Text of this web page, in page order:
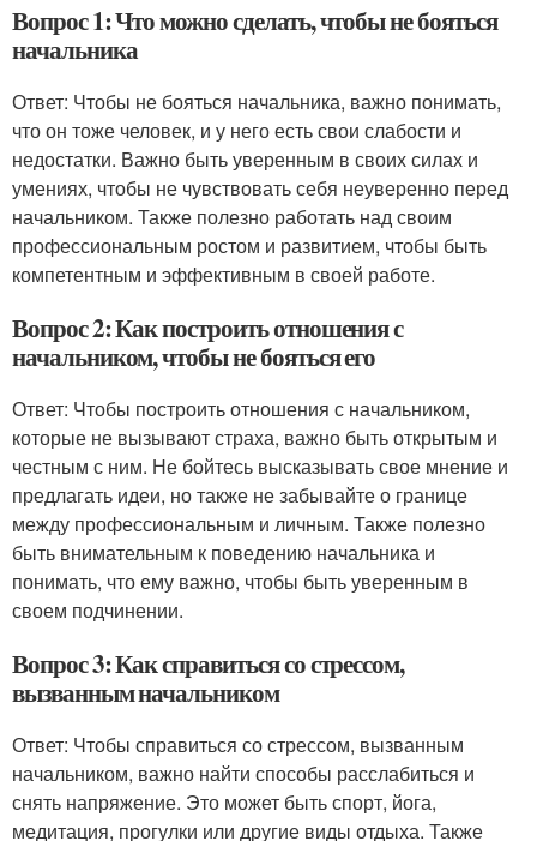
Вопрос 1: Что можно сделать, чтобы не бояться
начальника
Ответ: Чтобы не бояться начальника, важно понимать,
что он тоже человек, и у него есть свои слабости и
недостатки. Важно быть уверенным в своих силах и
умениях, чтобы не чувствовать себя неуверенно перед
начальником. Также полезно работать над своим
профессиональным ростом и развитием, чтобы быть
компетентным и эффективным в своей работе.
Вопрос 2: Как построить отношения с
начальником, чтобы не бояться его
Ответ: Чтобы построить отношения с начальником,
которые не вызывают страха, важно быть открытым и
честным с ним. Не бойтесь высказывать свое мнение и
предлагать идеи, но также не забывайте о границе
между профессиональным и личным. Также полезно
быть внимательным к поведению начальника и
понимать, что ему важно, чтобы быть уверенным в
своем подчинении.
Вопрос 3: Как справиться со стрессом,
вызванным начальником
Ответ: Чтобы справиться со стрессом, вызванным
начальником, важно найти способы расслабиться и
снять напряжение. Это может быть спорт, йога,
медитация, прогулки или другие виды отдыха. Также